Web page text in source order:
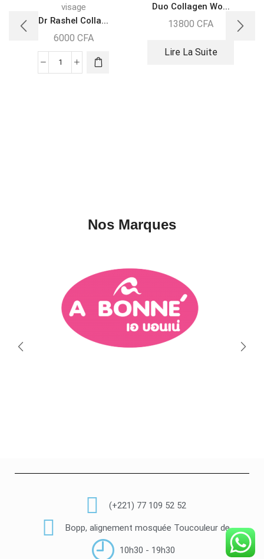
visage
Dr Rashel Colla...
6000 CFA
Duo Collagen Wo...
13800 CFA
Lire La Suite
Nos Marques
(+221) 77 109 52 52
Bopp, alignement mosquée Toucouleur de
10h30 - 19h30